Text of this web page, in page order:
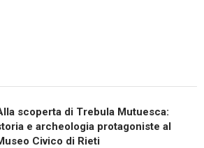
scoperta di Trebula Mutuesca:
e archeologia protagoniste al
Civico di Rieti